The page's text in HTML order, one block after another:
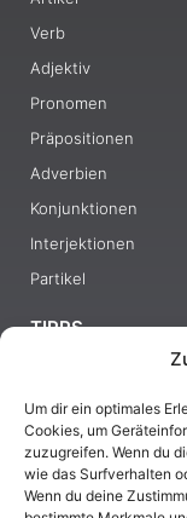
Um dir ein optimales
Cookies, um
zuzugreifen. Wenn du
wie das Surfverhalten
Wenn du deine
Verb
Adjektiv
Pronomen
Präpositionen
Adverbien
Konjunktionen
Interjektionen
Partikel
TIPPS
Beste
Effektives
Deutsch lernen auf